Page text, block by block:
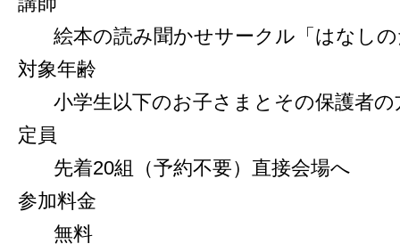
絵本の読み聞かせサークル「はなし
対象年齢
小学生以下のお子さまとその保護者の
定員
先着20組（予約不要）直接会場へ
参加料金
無料